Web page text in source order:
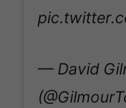
— David